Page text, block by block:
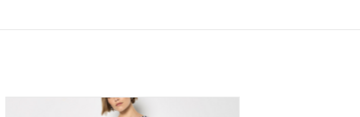
Apricot - Stripe Fit and Flare Robe SS26